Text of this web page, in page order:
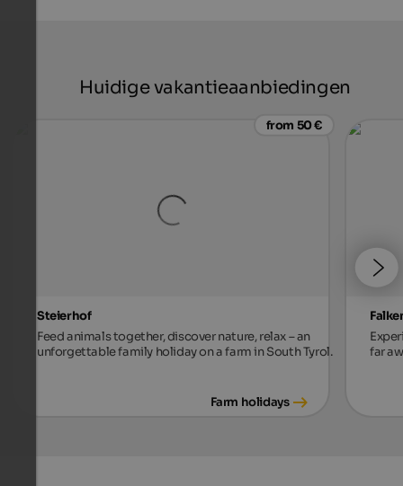
Huidige vakantieaanbiedingen
from 50 €
Steierhof
Feed animals together, discover nature, relax – an
unforgettable family holiday on a farm in South Tyrol.
Farm holidays
far